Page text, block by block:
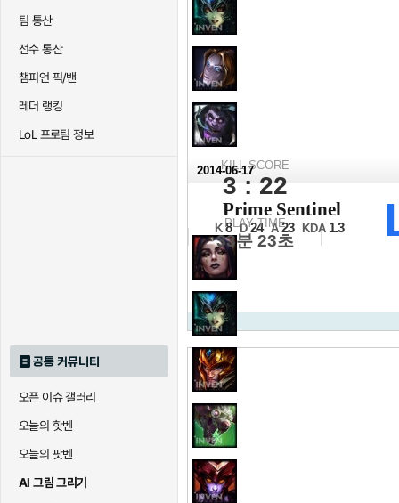
팀 통산
선수 통산
챔피언 픽/밴
레더 랭킹
LoL 프로팀 정보
공통 커뮤니티
오픈 이슈 갤러리
오늘의 핫벤
오늘의 팟벤
AI 그림 그리기
KILL SCORE
3 : 22
PLAY TIME
33분 23초
2014-06-17
16강 A조 진출전 2세트
Prime Sentinel
K 8 D 24 A 23 KDA 1.3